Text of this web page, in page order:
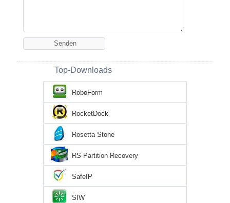
Top-Downloads
RoboForm
RocketDock
Rosetta Stone
RS Partition Recovery
SafeIP
SIW